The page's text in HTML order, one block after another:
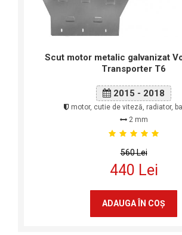
Scut motor metalic galvanizat
Transporter T6
2015 - 2018
motor, cutie de viteză, radiator,
2 mm
560 Lei
440 Lei
ADAUGA ÎN COŞ